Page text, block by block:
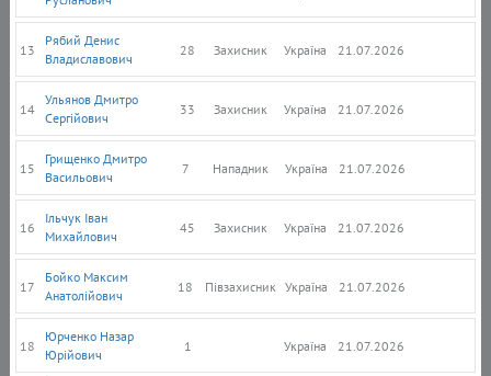
13
Рябий Денис
Владиславович
28 Захисник Україна 21.07.2026
14
Ульянов Дмитро
Сергійович
33 Захисник Україна 21.07.2026
15
Грищенко Дмитро
Васильович
7 Нападник Україна 21.07.2026
16
Ільчук Іван
Михайлович
45 Захисник Україна 21.07.2026
17
Бойко Максим
Анатолійович
18 Півзахисник Україна 21.07.2026
18
Юрченко Назар
Юрійович
1 Україна 21.07.2026